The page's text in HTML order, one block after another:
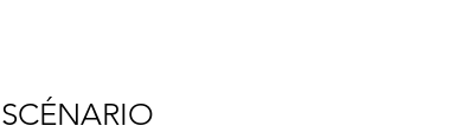
SCÉNARIO